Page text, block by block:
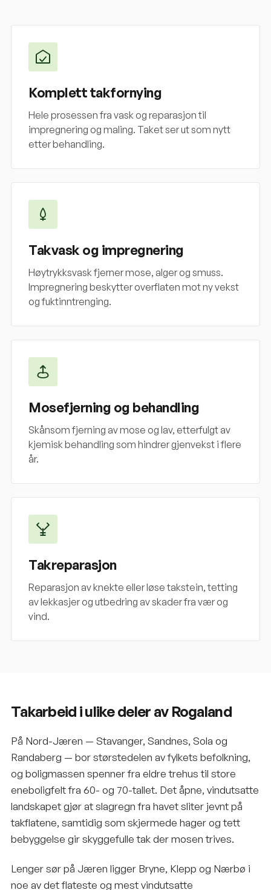
Komplett takfornying
Hele prosessen fra vask og reparasjon til
impregnering og maling. Taket ser ut som nytt
etter behandling.
Takvask og impregnering
Høytrykksvask fjerner mose, alger og smuss.
Impregnering beskytter overflaten mot ny vekst
og fuktinntrenging.
Mosefjerning og behandling
Skånsom fjerning av mose og lav, etterfulgt av
kjemisk behandling som hindrer gjenvekst i flere
år.
Takreparasjon
Reparasjon av knekte eller løse takstein, tetting
av lekkasjer og utbedring av skader fra vær og
vind.
Takarbeid i ulike deler av Rogaland
På Nord-Jæren — Stavanger, Sandnes, Sola og
Randaberg — bor størstedelen av fylkets befolkning,
og boligmassen spenner fra eldre trehus til store
eneboligfelt fra 60- og 70-tallet. Det åpne, vindutsatte
landskapet gjør at slagregn fra havet sliter jevnt på
takflatene, samtidig som skjermede hager og tett
bebyggelse gir skyggefulle tak der mosen trives.
Lenger sør på Jæren ligger Bryne, Klepp og Nærbø i
noe av det flateste og mest vindutsatte